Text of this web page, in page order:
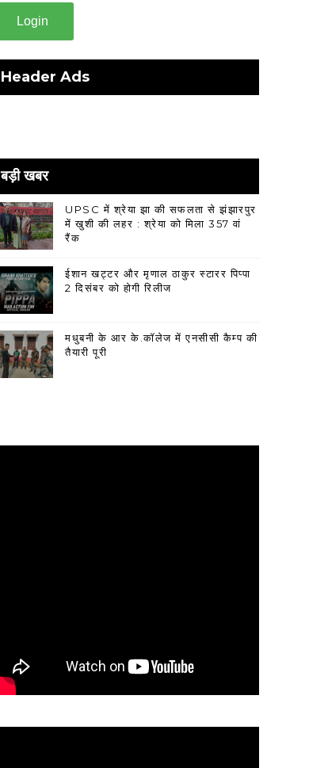
Login
Header Ads
बड़ी खबर
UPSC में श्रेया झा की सफलता से झंझारपुर
में खुशी की लहर : श्रेया को मिला 357 वां
रैंक
ईशान खट्टर और मृणाल ठाकुर स्टारर पिप्पा
2 दिसंबर को होगी रिलीज
मधुबनी के आर के.कॉलेज में एनसीसी कैम्प की
तैयारी पूरी